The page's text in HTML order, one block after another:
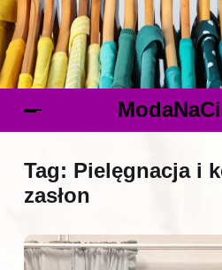
Tag: Pielęgnacja i
zasłon